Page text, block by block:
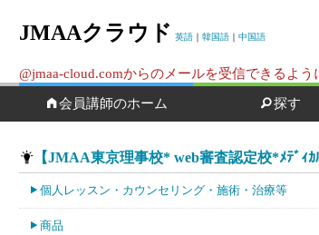
JMAAクラウド 英語 ｜ 韓国語 ｜ 中国語
@jmaa-cloud.comからのメールを受信できるよ
会員講師のホーム 探す
【JMAA東京理事校* web審査認定校*ﾒﾃ
個人レッスン・カウンセリング・施術・治療等
商品